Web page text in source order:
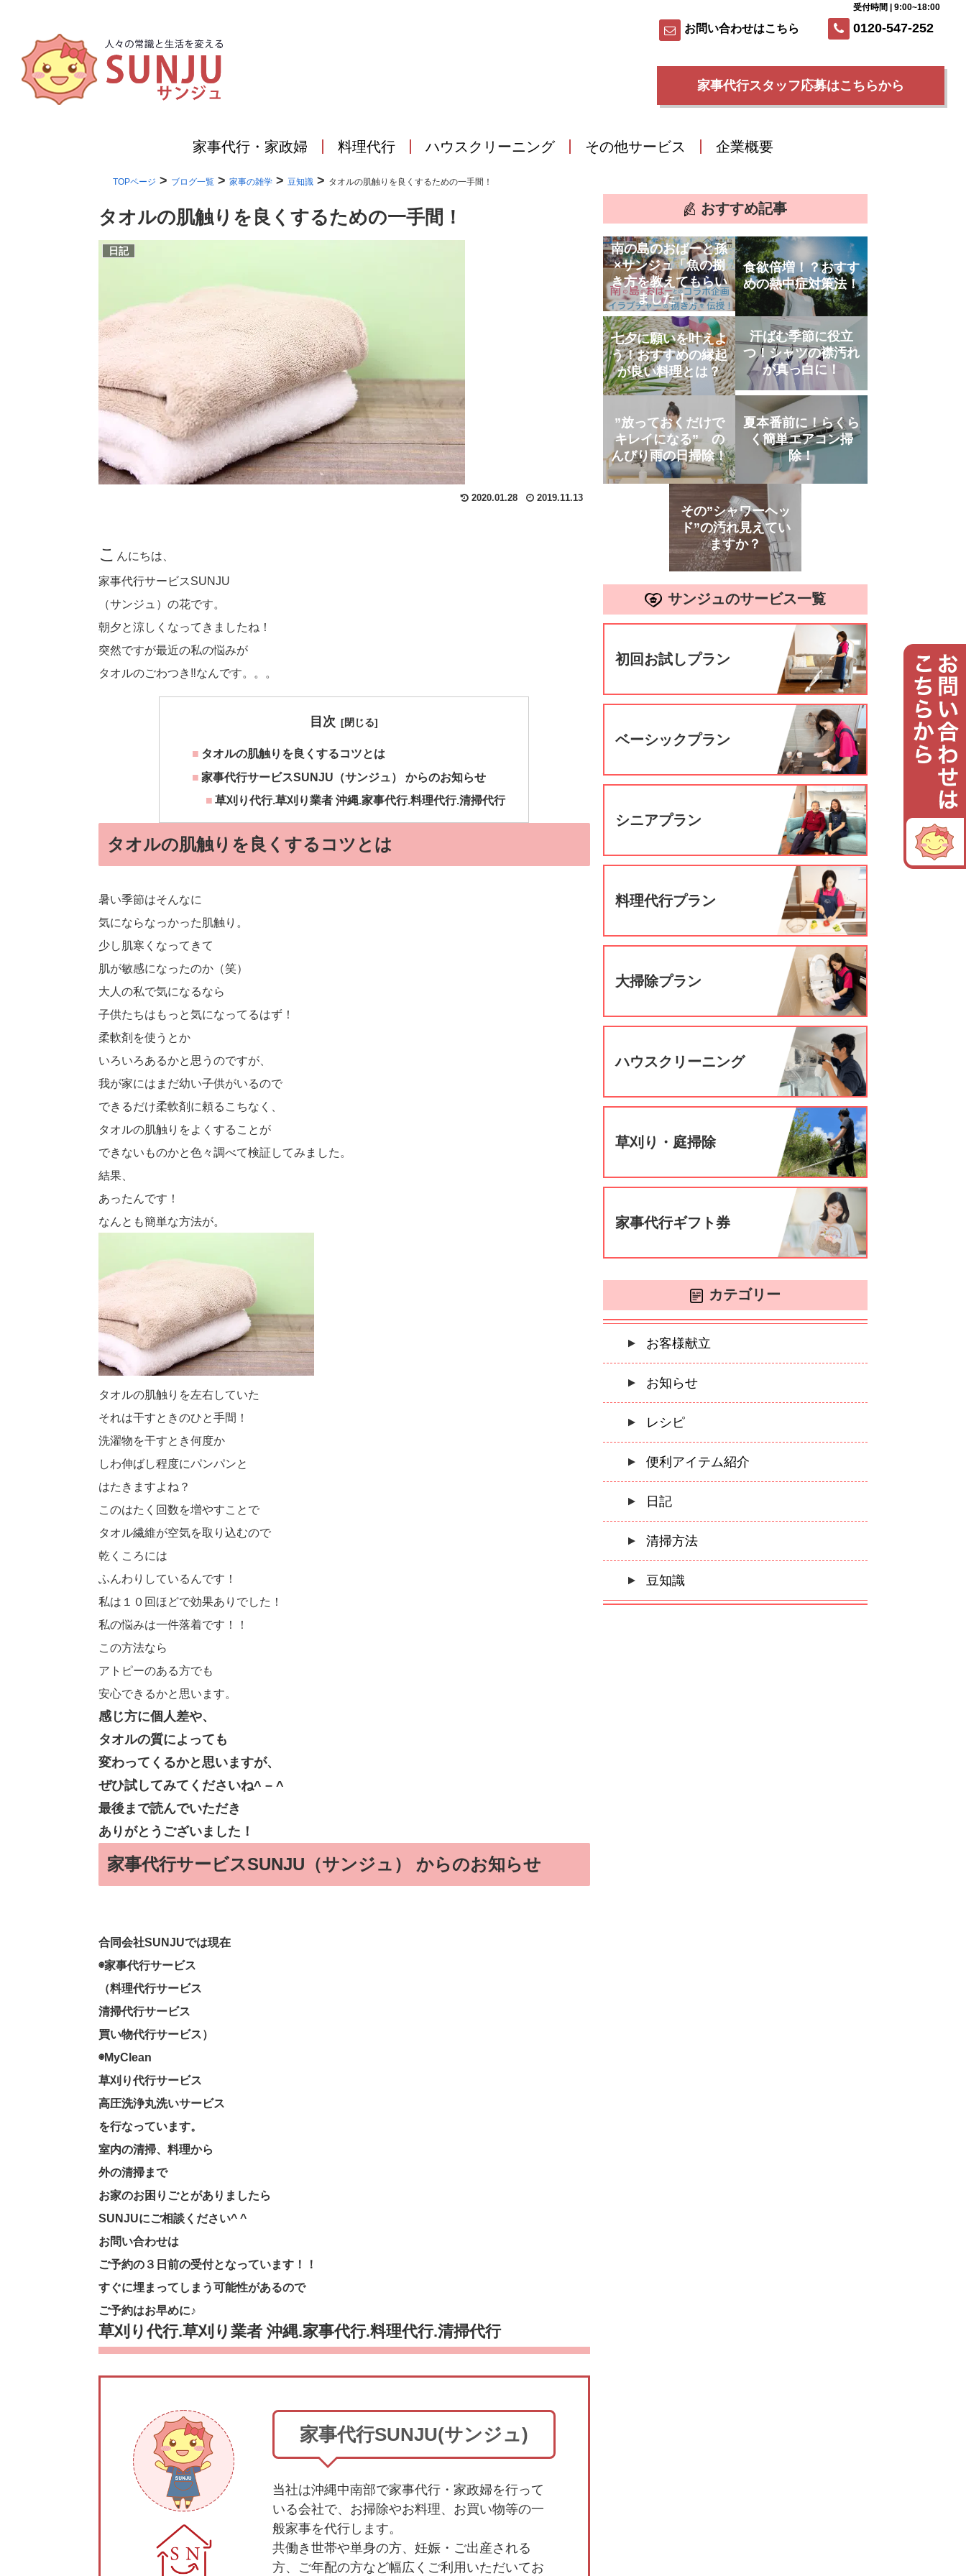
お問い合わせはこちら 0120-547-252
受付時間 | 9:00~18:00
家事代行スタッフ応募はこちらから
家事代行・家政婦 料理代行 ハウスクリーニング その他サービス 企業概要
TOPページ > ブログ一覧 > 家事の雑学 > 豆知識 > タオルの肌触りを良くするための一手間！
タオルの肌触りを良くするための一手間！
日記
2020.01.28 2019.11.13
こ んにちは、
家事代行サービスSUNJU
（サンジュ）の花です。
朝夕と涼しくなってきましたね！
突然ですが最近の私の悩みが
タオルのごわつき‼なんです。。。
目次
タオルの肌触りを良くするコツとは
家事代行サービスSUNJU（サンジュ） からのお知らせ
草刈り代行.草刈り業者 沖縄.家事代行.料理代行.清掃代行
タオルの肌触りを良くするコツとは
暑い季節はそんなに
気にならなっかった肌触り。
少し肌寒くなってきて
肌が敏感になったのか（笑）
大人の私で気になるなら
子供たちはもっと気になってるはず！
柔軟剤を使うとか
いろいろあるかと思うのですが、
我が家にはまだ幼い子供がいるので
できるだけ柔軟剤に頼るこちなく、
タオルの肌触りをよくすることが
できないものかと色々調べて検証してみました。
結果、
あったんです！
なんとも簡単な方法が。
タオルの肌触りを左右していた
それは干すときのひと手間！
洗濯物を干すとき何度か
しわ伸ばし程度にパンパンと
はたきますよね？
このはたく回数を増やすことで
タオル繊維が空気を取り込むので
乾くころには
ふんわりしているんです！
私は１０回ほどで効果ありでした！
私の悩みは一件落着です！！
この方法なら
アトピーのある方でも
安心できるかと思います。
感じ方に個人差や、
タオルの質によっても
変わってくるかと思いますが、
ぜひ試してみてくださいね^ – ^
最後まで読んでいただき
ありがとうございました！
家事代行サービスSUNJU（サンジュ） からのお知らせ
合同会社SUNJUでは現在
◉家事代行サービス
（料理代行サービス
清掃代行サービス
買い物代行サービス）
◉MyClean
草刈り代行サービス
高圧洗浄丸洗いサービス
を行なっています。
室内の清掃、料理から
外の清掃まで
お家のお困りごとがありましたら
SUNJUにご相談ください^ ^
お問い合わせは
ご予約の３日前の受付となっています！！
すぐに埋まってしまう可能性があるので
ご予約はお早めに♪
草刈り代行.草刈り業者 沖縄.家事代行.料理代行.清掃代行
家事代行SUNJU(サンジュ)
当社は沖縄中南部で家事代行・家政婦を行って
いる会社で、お掃除やお料理、お買い物等の一
般家事を代行します。
共働き世帯や単身の方、妊娠・ご出産される
方、ご年配の方など幅広くご利用いただいてお
おすすめ記事
南の島のおばーと孫
×サンジュ「魚の捌
き方を教えてもらい
ました！」
食欲倍増！？おすす
めの熱中症対策法！
七夕に願いを叶えよ
う！おすすめの縁起
が良い料理とは？
汗ばむ季節に役立
つ！シャツの襟汚れ
が真っ白に！
”放っておくだけで
キレイになる” の
んびり雨の日掃除！
夏本番前に！らくら
く簡単エアコン掃
除！
その”シャワーヘッ
ド”の汚れ見えてい
ますか？
サンジュのサービス一覧
初回お試しプラン
ベーシックプラン
シニアプラン
料理代行プラン
大掃除プラン
ハウスクリーニング
草刈り・庭掃除
家事代行ギフト券
カテゴリー
お客様献立
お知らせ
レシピ
便利アイテム紹介
日記
清掃方法
豆知識